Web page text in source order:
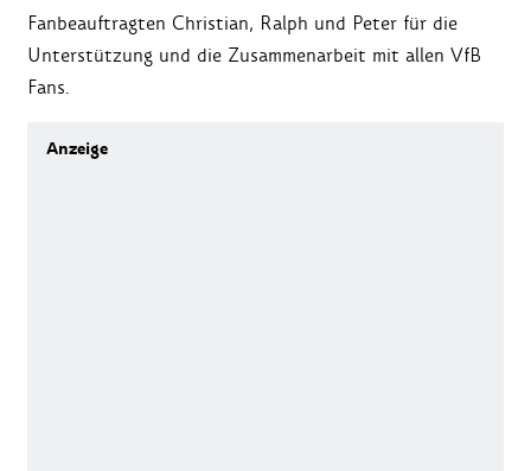
Fanbeauftragten Christian, Ralph und Peter für die
Unterstützung und die Zusammenarbeit mit allen VfB
Fans.